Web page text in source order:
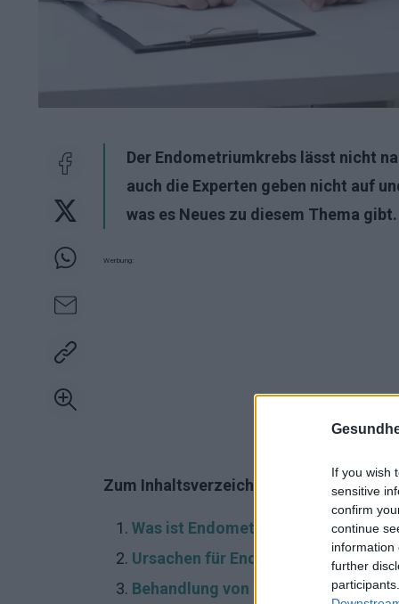
If you wish
sensitive
confirm
continue
information
further
Der Endometriumkrebs lässt nicht
auch die Experten geben nicht auf
was es Neues zu diesem Thema gibt.
Werbung:
Zum Inhaltsverzeichnis:
Was ist Endometriumkarzinom?
Ursachen für Endometriumkrebs
Behandlung von